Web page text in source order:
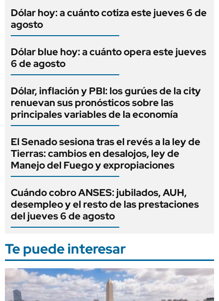
Dólar hoy: a cuánto cotiza este jueves 6 de
agosto
Dólar blue hoy: a cuánto opera este jueves
6 de agosto
Dólar, inflación y PBI: los gurúes de la city
renuevan sus pronósticos sobre las
principales variables de la economía
El Senado sesiona tras el revés a la ley de
Tierras: cambios en desalojos, ley de
Manejo del Fuego y expropiaciones
Cuándo cobro ANSES: jubilados, AUH,
desempleo y el resto de las prestaciones
del jueves 6 de agosto
Te puede interesar